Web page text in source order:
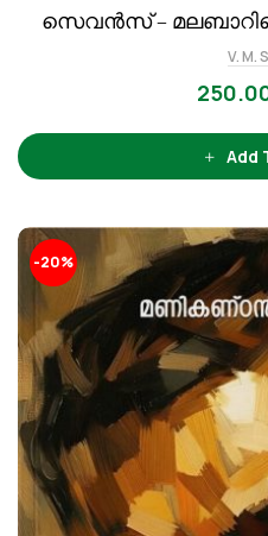
സെവൻസ് –
V. M.
Add
-20%